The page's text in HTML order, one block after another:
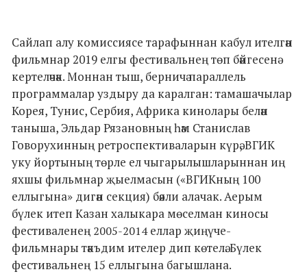
Сайлап алу комиссиясе тарафыннан кабул ителгән
фильмнар 2019 елгы фестивальнең төп бәйгесенә
кертеләчәк. Моннан тыш, берничә параллель
программалар уздыру да каралган: тамашачылар
Корея, Тунис, Сербия, Африка кинолары белән
таныша, Эльдар Рязановның һәм Станислав
Говорухинның ретроспективаларын күрә, ВГИК
уку йортының төрле ел чыгарылышларыннан иң
яхшы фильмнар җыелмасын («ВГИКның 100
еллыгына» дигән секция) бәяли алачак. Аерым
бүлек итеп Казан халыкара мөселман киносы
фестиваленең 2005-2014еллар җиңүче-
фильмнары тәкъдим ителер дип көтелә. Бүлек
фестивальнең 15 еллыгына багышлана.